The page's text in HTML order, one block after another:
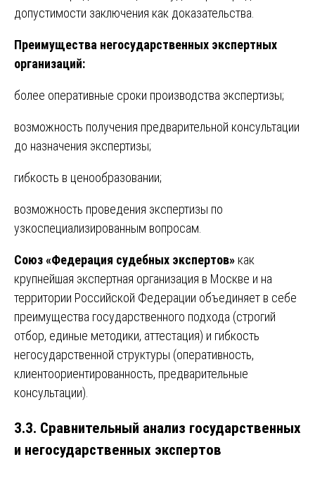
допустимости заключения как доказательства.
Преимущества негосударственных экспертных
организаций:
более оперативные сроки производства экспертизы;
возможность получения предварительной консультации
до назначения экспертизы;
гибкость в ценообразовании;
возможность проведения экспертизы по
узкоспециализированным вопросам.
Союз «Федерация судебных экспертов» как
крупнейшая экспертная организация в Москве и на
территории Российской Федерации объединяет в себе
преимущества государственного подхода (строгий
отбор, единые методики, аттестация) и гибкость
негосударственной структуры (оперативность,
клиентоориентированность, предварительные
консультации).
3.3. Сравнительный анализ государственных
и негосударственных экспертов